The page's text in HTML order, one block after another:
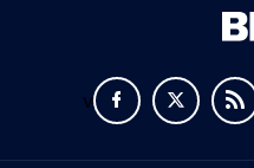
v